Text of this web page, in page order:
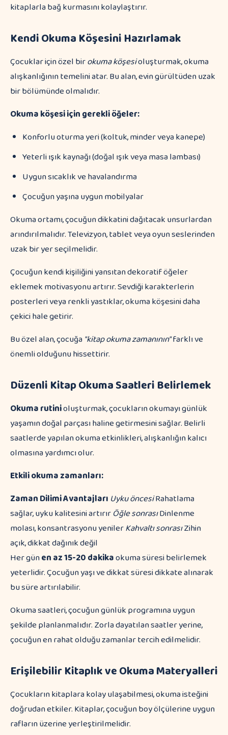
kitaplarla bağ kurmasını kolaylaştırır.
Kendi Okuma Köşesini Hazırlamak
Çocuklar için özel birokuma köşesioluşturmak, okuma
alışkanlığının temelini atar. Bu alan, evin gürültüden uzak
bir bölümünde olmalıdır.
Okuma köşesi için gerekli öğeler:
Konforlu oturma yeri (koltuk, minder veya kanepe)
Yeterli ışık kaynağı (doğal ışık veya masa lambası)
Uygun sıcaklık ve havalandırma
Çocuğun yaşına uygun mobilyalar
Okuma ortamı, çocuğun dikkatini dağıtacak unsurlardan
arındırılmalıdır. Televizyon, tablet veya oyun seslerinden
uzak bir yer seçilmelidir.
Çocuğun kendi kişiliğini yansıtan dekoratif öğeler
eklemek motivasyonu artırır. Sevdiği karakterlerin
posterleri veya renkli yastıklar, okuma köşesini daha
çekici hale getirir.
Bu özel alan, çocuğa "kitap okuma zamanının"farklı ve
önemli olduğunu hissettirir.
Düzenli Kitap Okuma Saatleri Belirlemek
Okuma rutinioluşturmak, çocukların okumayı günlük
yaşamın doğal parçası haline getirmesini sağlar. Belirli
saatlerde yapılan okuma etkinlikleri, alışkanlığın kalıcı
olmasına yardımcı olur.
Etkili okuma zamanları:
Zaman DilimiAvantajları Uyku öncesiRahatlama
sağlar, uyku kalitesini artırırÖğle sonrasıDinlenme
molası, konsantrasyonu yenilerKahvaltı sonrasıZihin
açık, dikkat dağınık değil
Her günen az 15-20 dakikaokuma süresi belirlemek
yeterlidir. Çocuğun yaşı ve dikkat süresi dikkate alınarak
bu süre artırılabilir.
Okuma saatleri, çocuğun günlük programına uygun
şekilde planlanmalıdır. Zorla dayatılan saatler yerine,
çocuğun en rahat olduğu zamanlar tercih edilmelidir.
Erişilebilir Kitaplık ve Okuma Materyalleri
Çocukların kitaplara kolay ulaşabilmesi, okuma isteğini
doğrudan etkiler. Kitaplar, çocuğun boy ölçülerine uygun
rafların üzerine yerleştirilmelidir.